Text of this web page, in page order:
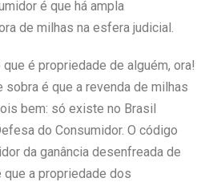
é que há ampla
de milhas na esfera judicial.
é propriedade de alguém, ora!
sobra é que a revenda de milhas
bem: só existe no Brasil
do Consumidor. O código
da ganância desenfreada de
a propriedade dos